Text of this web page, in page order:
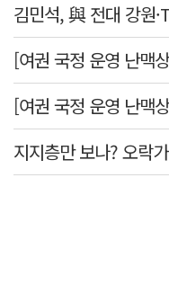
김민석, 與 전대 강원
[여권 국정 운영 난맥